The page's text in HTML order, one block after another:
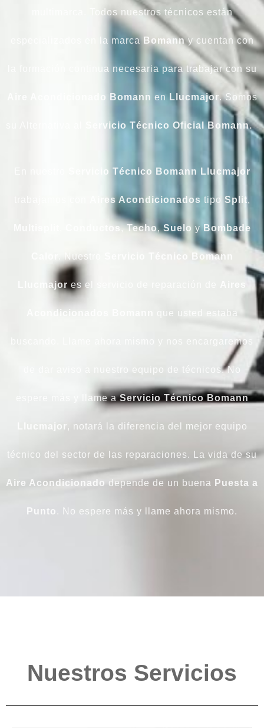
multimarca. Todos nuestros técnicos están
especializados en la marca Bomanny cuentan con
la formación continua necesaria para trabajar con su
Aire Acondicionado Bomann en Llucmajor. Somos
Servicio Técnico Oficial Bomann.
Servicio Técnico Bomann Llucmajor
Aires Acondicionados tipo Split,
Conductos,Techo, Suelo y Bombade
. Nuestro Servicio Técnico Bomann
Llucmajor es el servicio de reparación de
Acondicionados Bomann que usted estaba
buscando. Llame ahora mismo y nos encargaremos
de dar aviso a nuestro equipo de técnicos. No
espere más y llame aServicio Técnico Bomann
Llucmajor, notará la diferencia del mejor equipo
técnico del sector de las reparaciones. La vida de su
Aire Acondicionado depende de un buena Puesta a
Punto . No espere más y llame ahora mismo.
Nuestros Servicios